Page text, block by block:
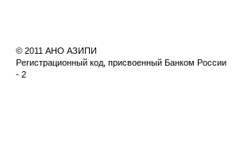
© 2011 АНО АЗИПИ
Регистрационный код, присвоенный Банком России
- 2